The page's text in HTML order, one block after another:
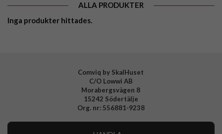
ALLA PRODUKTER
Inga produkter hittades.
Comviq by SkalHuset
C/O Lowwi AB
Morabergsvägen 8
15242 Södertälje
Org. nr: 556881-9238